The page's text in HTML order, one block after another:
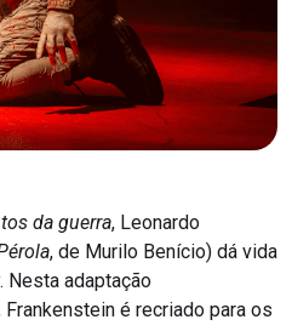
da guerra, Leonardo
, de Murilo Benício) dá vida
Nesta adaptação
é recriado para os